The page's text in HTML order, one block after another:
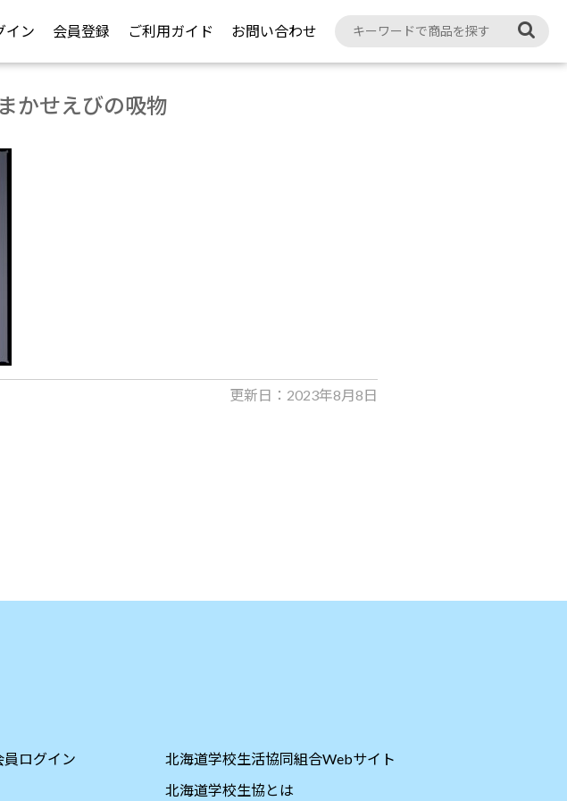
イン 会員登録 ご利用ガイド お問い合わせ
かせえびの吸物
更新日：2023年8月8日
員ログイン
北海道学校生活協同組合Webサイト
北海道学校生協とは